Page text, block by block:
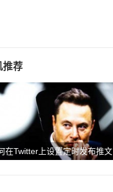
推荐
在Twitter上设置定时发布推文